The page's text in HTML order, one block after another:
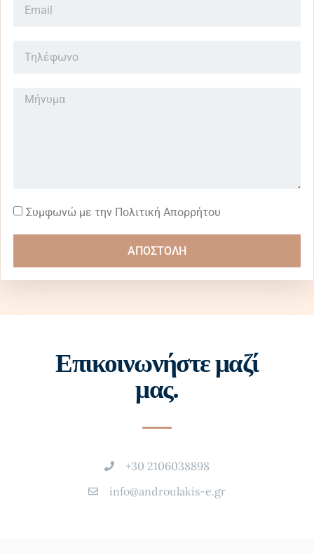
Συμφωνώ με την Πολιτική Απορρήτου
ΑΠΟΣΤΟΛΗ
Επικοινωνήστε μαζί
μας.
+30 2106038898
info@androulakis-e.gr